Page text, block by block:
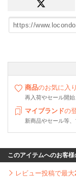
商品のお気に入
再入荷やセール開
マイブランドの
新商品やセール等
このアイテムへのお客様
レビュー投稿で最大